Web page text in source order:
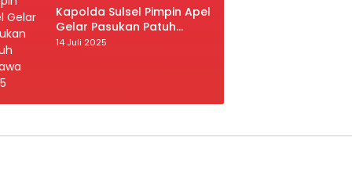
Kapolda Sulsel Pimpin Apel
Gelar Pasukan Patuh
Pallawa 2025
14 Juli 2025